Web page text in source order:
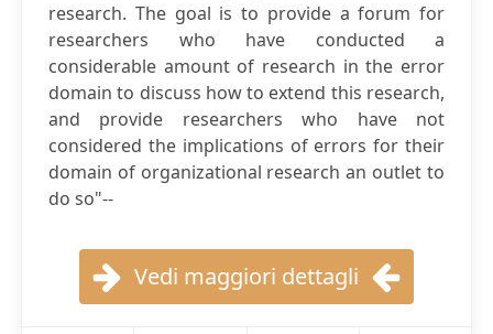
research. The goal is to provide a forum for
researchers who have conducted a
considerable amount of research in the error
domain to discuss how to extend this research,
and provide researchers who have not
considered the implications of errors for their
domain of organizational research an outlet to
do so"--
Vedi maggiori dettagli